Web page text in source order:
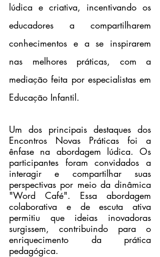
lúdica e criativa, incentivando os
educadores a compartilharem
conhecimentos e a se inspirarem
nas melhores práticas, com a
mediação feita por especialistas em
Educação Infantil.
Um dos principais destaques dos
Encontros Novas Práticas foi a
ênfase na abordagem lúdica. Os
participantes foram convidados a
interagir e compartilhar suas
perspectivas por meio da dinâmica
"Word Café". Essa abordagem
colaborativa e de escuta ativa
permitiu que ideias inovadoras
surgissem, contribuindo para o
enriquecimento da prática
pedagógica.